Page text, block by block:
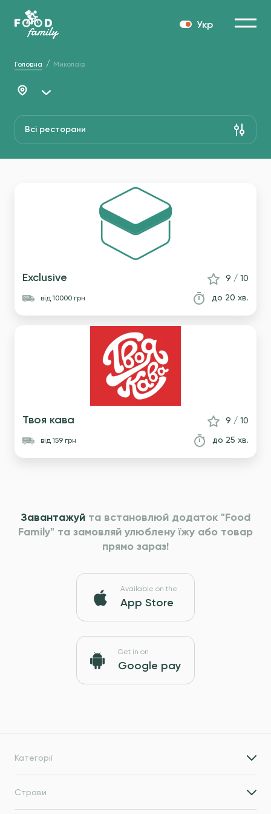
Укр
Головна Миколаїв
Всі ресторани
Exclusive
вiд 10000 грн до 20 хв.
9 / 10
Твоя кава
вiд 159 грн до 25 хв.
9 / 10
Завантажуй та встановлюй додаток "Food
Family" та замовляй улюблену їжу або товар
прямо зараз!
Available on the
App Store
Get in on
Google pay
Категорії
Страви